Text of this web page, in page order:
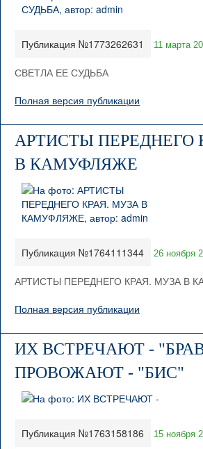
Публикация №1773262631 11 марта
СВЕТЛА ЕЕ СУДЬБА
Полная версия публикации
АРТИСТЫ ПЕРЕДНЕГО
В КАМУФЛЯЖЕ
Публикация №1764111344 26 ноября
АРТИСТЫ ПЕРЕДНЕГО КРАЯ. МУЗА В
Полная версия публикации
ИХ ВСТРЕЧАЮТ -
ПРОВОЖАЮТ - "БИС"
Публикация №1763158186 15 ноября